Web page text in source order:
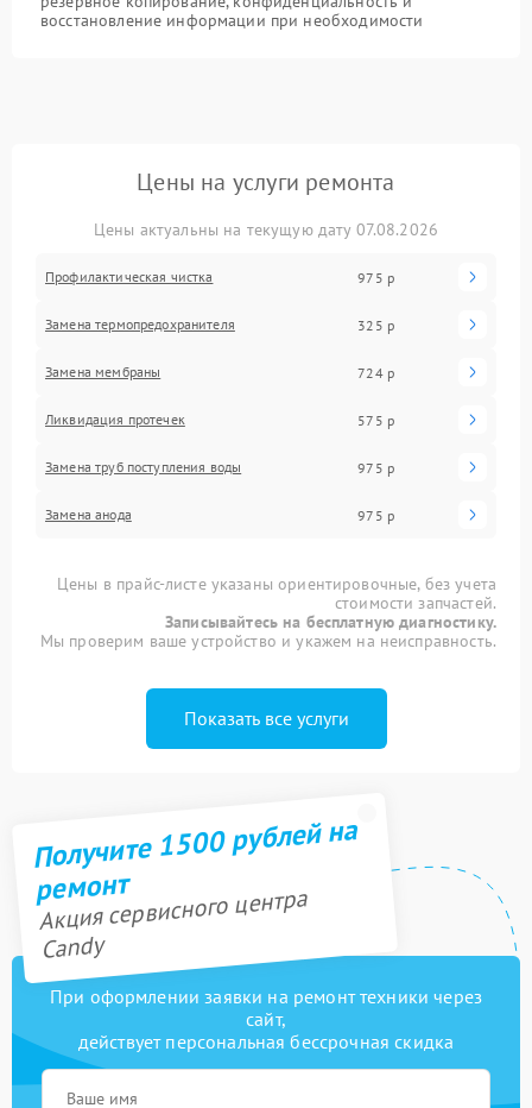
восстановление информации при необходимости
Цены на услуги ремонта
Цены актуальны на текущую дату 07.08.2026
Профилактическая чистка 975 р
Замена термопредохранителя 325 р
Замена мембраны 724 р
Ликвидация протечек 575 р
Замена труб поступления воды 975 р
Замена анода 975 р
Цены в прайс-листе указаны ориентировочные, без учета
стоимости запчастей.
Записывайтесь на бесплатную диагностику.
Мы проверим ваше устройство и укажем на неисправность.
Показать все услуги
Получите 1500 рублей на
ремонт
Акция сервисного центра
Candy
При оформлении заявки на ремонт техники через
сайт,
действует персональная бессрочная скидка